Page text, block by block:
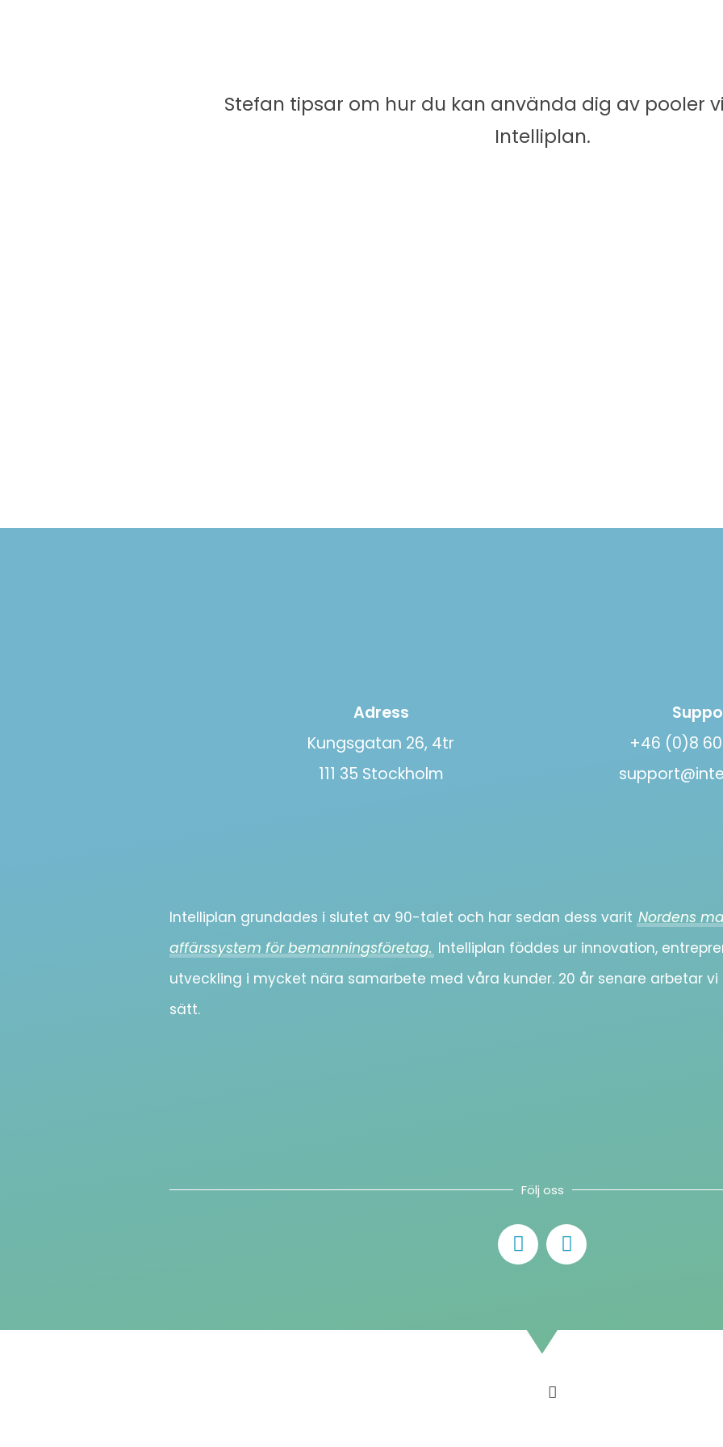
Stefan tipsar om hur du kan använda dig av pooler
Intelliplan.
Adress
Kungsgatan 26, 4tr
111 35 Stockholm
+46 (0)8
Intelliplan grundades i slutet av 90-talet och har sedan dess varit Nordens
affärssystem för bemanningsföretag. Intelliplan föddes ur innovation,
utveckling i mycket nära samarbete med våra kunder. 20 år senare arbetar
sätt.
Följ oss